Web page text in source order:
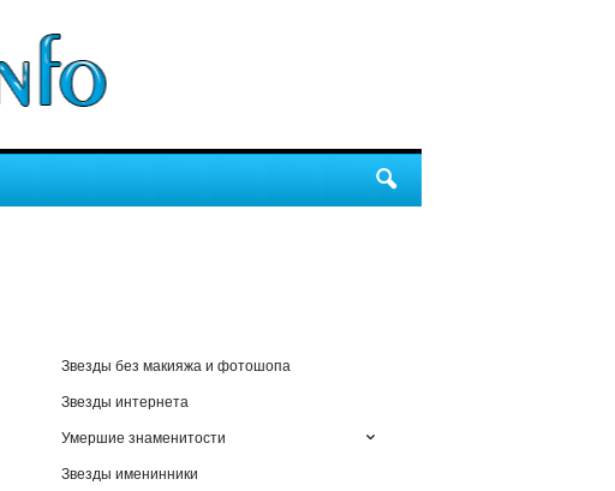
Звезды без макияжа и фотошопа
Звезды интернета
Умершие знаменитости
Звезды именинники